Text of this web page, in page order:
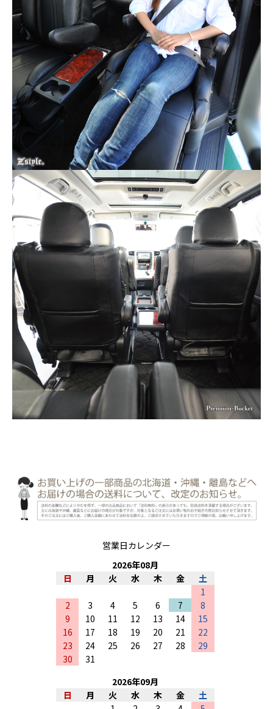
営業日カレンダー
2026年08月
日
月 火 水 木 金
土
1
2
3 4 5 6 7
8
9
10 11 12 13 14
15
16
17 18 19 20 21
22
23
24 25 26 27 28
29
30
31
2026年09月
日
月 火 水 木 金
土